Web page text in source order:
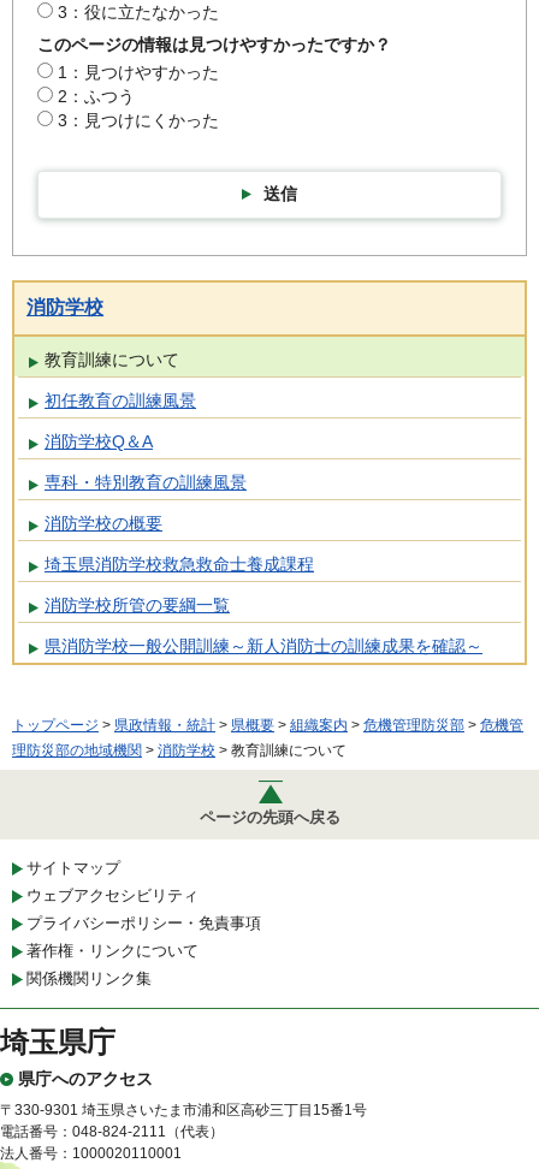
3：役に立たなかった
このページの情報は見つけやすかったですか？
1：見つけやすかった
2：ふつう
3：見つけにくかった
送信
消防学校
教育訓練について
初任教育の訓練風景
消防学校Q＆A
専科・特別教育の訓練風景
消防学校の概要
埼玉県消防学校救急救命士養成課程
消防学校所管の要綱一覧
県消防学校一般公開訓練～新人消防士の訓練成果を確認～
トップページ > 県政情報・統計 > 県概要 > 組織案内 > 危機管理防災部 > 危機管
理防災部の地域機関 > 消防学校 > 教育訓練について
ページの先頭へ戻る
サイトマップ
ウェブアクセシビリティ
プライバシーポリシー・免責事項
著作権・リンクについて
関係機関リンク集
埼玉県庁
県庁へのアクセス
〒330-9301 埼玉県さいたま市浦和区高砂三丁目15番1号
電話番号：048-824-2111（代表）
法人番号：1000020110001